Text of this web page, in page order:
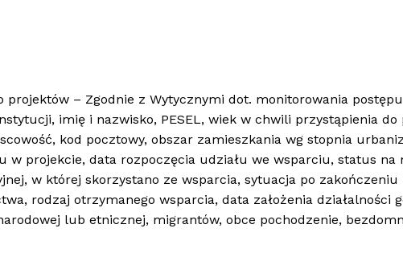
– Zgodnie z Wytycznymi dot. monitorowania
imię i nazwisko, PESEL, wiek w chwili przystąpienia do
kod pocztowy, obszar zamieszkania wg stopnia
w projekcie, data rozpoczęcia udziału we wsparciu, status
w której skorzystano ze wsparcia, sytuacja po
rodzaj otrzymanego wsparcia, data założenia działalności
lub etnicznej, migrantów, obce pochodzenie,